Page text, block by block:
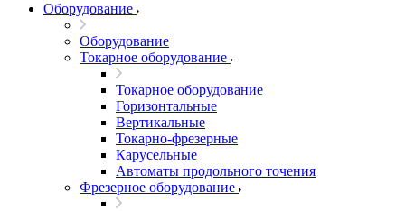
Оборудование
Оборудование
Токарное оборудование
Токарное оборудование
Горизонтальные
Вертикальные
Токарно-фрезерные
Карусельные
Автоматы продольного точения
Фрезерное оборудование